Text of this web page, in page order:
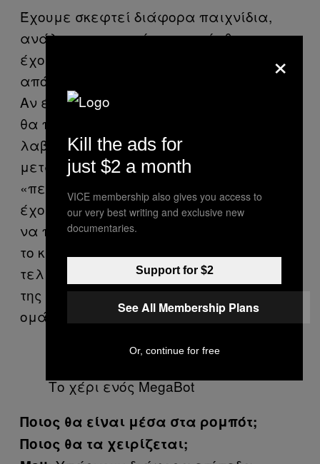
Έχουμε σκεφτεί διάφορα παιχνίδια,
ανάλογα με τα πόσα ρομπότ θα
έχουμε, που με την σειρά του εξαρτάται
από το πόσο κεφάλαιο θα μαζέψουμε.
Αν έχουμε μόνο δύο ρομπότ, τότε απλά
θα προσπαθούν να βγουν από έναν
λαβύρινθο, ενώ ταυτόχρονα πολεμούν
μεταξύ τους και ο πρώτος που
«πεθαίνει» χάνει το παιχνίδι. Αν
έχουμε όμως πάνω από δύο, μπορούμε
να παίξουμε ένα σωρό παιχνίδια, όπως
το κυνήγι της σημαίας, μάχες μέχρι
τελικής πτώσεως ή παιχνίδια με σκοπό
της προστασία των βάσεων της κάθε
ομάδας.
Το χέρι ενός MegaBot
Ποιος θα είναι μέσα στα ρομπότ;
Ποιος θα τα χειρίζεται;
×
Kill the ads for
just $2 a month
VICE membership also gives you access to
our very best writing and exclusive new
documentaries.
Support for $2
See All Membership Plans
Or, continue for free